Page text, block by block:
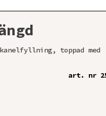
kanelfyllning, toppad med
art. nr